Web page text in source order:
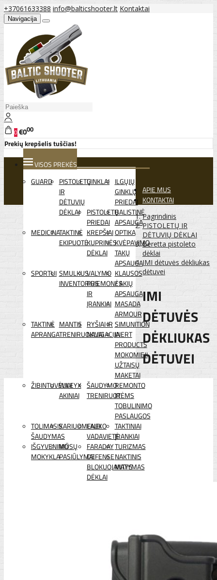
+37061633388 info@balticshooter.lt Kontaktai
Navigacija
0€000
Prekių krepšelis tuščias!
VISOS PREKĖS
GUARD
PISTOLETŲ
IR
DĖTUVIŲ
DĖKLAI
GINKLAI ILGŲJŲ
GINKLŲ
PRIEDAI
PISTOLETŲ
PRIEDAI
BALISTINĖ
APSAUGA
MEDICINATAKTINĖ
EKIPUOTĖ
KREPŠIAI
KUPRINĖS
DĖKLAI
OPTIKA
KVĖPAVIMO
TAKŲ
APSAUGA
SPORTUI SMULKUS
INVENTORIUS
VALYMO
PRIEMONĖS
IR
ĮRANKIAI
KLAUSOS
/ AKIŲ
APSAUGA
MASADA
ARMOUR
TAKTINĖ
APRANGA
MANTIS
TRENIRUOKLIAI
RYŠIAI IR
NAVIGACIJA
SIMUNITION
INERT
PRODUCTS
MOKOMIEJI
UŽTAISŲ
MAKETAI
ŽIBINTUVĖLIAI
WILEYX
AKINIAI
ŠAUDYMO
TRENIRUOTĖMS
REMONTO
IR
TOBULINIMO
PASLAUGOS
TOLIMASIS
ŠAUDYMAS
KARIUOMENEI
LAUKO
VADAVIETĖ
TAKTINIAI
ĮRANKIAI
IŠGYVENIMO
MOKYKLA
MŪSŲ
PASIŪLYMAI
FARADAY
DEFENSE
BLOKUOJANTYS
DĖKLAI
TURIZMAS
NAKTINIS
MATYMAS
APIE MUS
KONTAKTAI
Pagrindinis
PISTOLETŲ IR
DĖTUVIŲ DĖKLAI
Beretta pistoleto
dėklai
IMI dėtuvės dėkliukas
dėtuvei
IMI
DĖTUVĖS
DĖKLIUKAS
DĖTUVEI